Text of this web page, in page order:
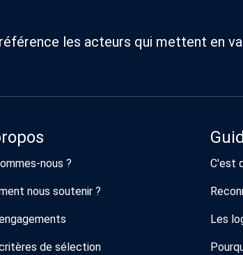
les acteurs qui mettent en
nous ?
nous soutenir ?
de sélection
C'est
Les